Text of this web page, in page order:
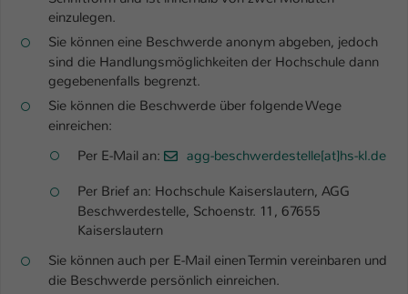
einzulegen.
Sie können eine Beschwerde anonym abgeben, jedoch
sind die Handlungsmöglichkeiten der Hochschule dann
gegebenenfalls begrenzt.
Sie können die Beschwerde über folgende Wege
einreichen:
Per E-Mail an:
agg-beschwerdestelle[at]hs-kl.de
Per Brief an: Hochschule Kaiserslautern, AGG
Beschwerdestelle, Schoenstr. 11, 67655
Kaiserslautern
Sie können auch per E-Mail einen Termin vereinbaren und
die Beschwerde persönlich einreichen.